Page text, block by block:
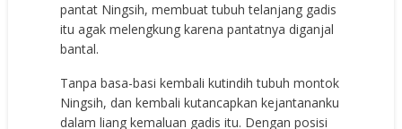
pantat Ningsih, membuat tubuh telanjang gadis
itu agak melengkung karena pantatnya diganjal
bantal.
Tanpa basa-basi kembali kutindih tubuh montok
Ningsih, dan kembali kutancapkan kejantananku
dalam liang kemaluan gadis itu. Dengan posisi